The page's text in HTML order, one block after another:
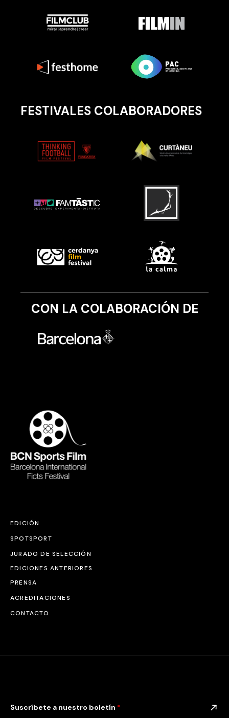
FESTIVALES COLABORADORES
CON LA COLABORACIÓN DE
EDICIÓN
SPOTSPORT
JURADO DE SELECCIÓN
EDICIONES ANTERIORES
PRENSA
ACREDITACIONES
CONTACTO
Suscríbete a nuestro boletín *